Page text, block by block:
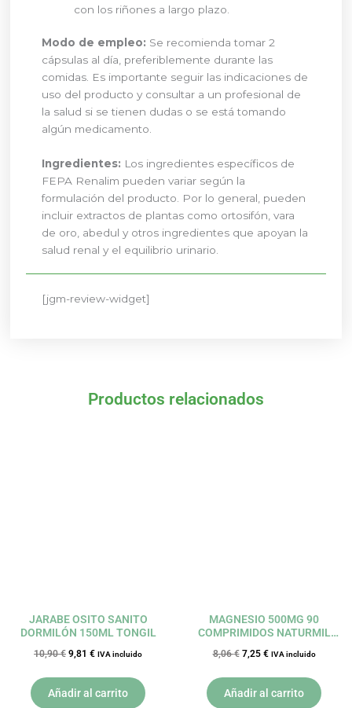
con los riñones a largo plazo.
Modo de empleo: Se recomienda tomar 2
cápsulas al día, preferiblemente durante las
comidas. Es importante seguir las indicaciones de
uso del producto y consultar a un profesional de
la salud si se tienen dudas o se está tomando
algún medicamento.
Ingredientes: Los ingredientes específicos de
FEPA Renalim pueden variar según la
formulación del producto. Por lo general, pueden
incluir extractos de plantas como ortosifón, vara
de oro, abedul y otros ingredientes que apoyan la
salud renal y el equilibrio urinario.
[jgm-review-widget]
Productos relacionados
JARABE OSITO SANITO
DORMILÓN 150ML TONGIL
10,90€ 9,81 € IVA incluido
Añadir al carrito
MAGNESIO 500MG 90
COMPRIMIDOS NATURMIL
8,06€ 7,25 € IVA incluido
Añadir al carrito